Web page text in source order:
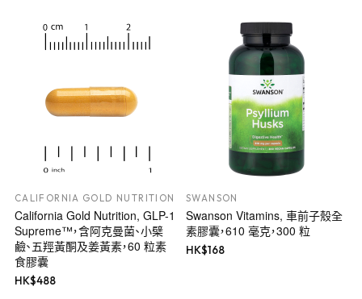
CALIFORNIA GOLD NUTRITION
California Gold Nutrition, GLP-1
Supreme™，含阿克曼菌、小檗
鹼、五羥黃酮及姜黃素，60 粒素
食膠囊
HK$488
SWANSON
Swanson Vitamins, 車前子殼全
素膠囊，610 毫克，300 粒
HK$168